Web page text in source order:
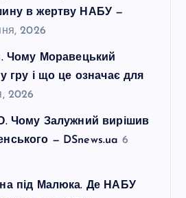
в жертву НАБУ —
2026
Чому Моравецький
гру і що це означає для
2026
Чому Залужний вирішив
— DSnews.ua 6
під Малюка. Де НАБУ